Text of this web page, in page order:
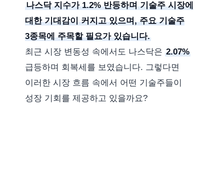
나스닥 지수가 1.2% 반등하며 기술주 시장에
대한 기대감이 커지고 있으며, 주요 기술주
3종목에 주목할 필요가 있습니다.
최근 시장 변동성 속에서도 나스닥은 2.07%
급등하며 회복세를 보였습니다. 그렇다면
이러한 시장 흐름 속에서 어떤 기술주들이
성장 기회를 제공하고 있을까요?